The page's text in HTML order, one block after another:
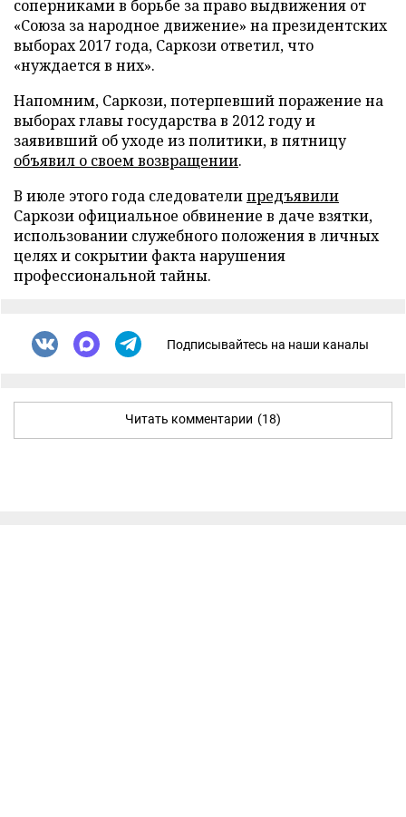
соперниками в борьбе за право выдвижения от
«Союза за народное движение» на президентских
выборах 2017 года, Саркози ответил, что
«нуждается в них».
Напомним, Саркози, потерпевший поражение на
выборах главы государства в 2012 году и
заявивший об уходе из политики, в пятницу
объявил о своем возвращении.
В июле этого года следователипредъявили
Саркози официальное обвинение в даче взятки,
использовании служебного положения в личных
целях и сокрытии факта нарушения
профессиональной тайны.
Подписывайтесь на наши каналы
Читать комментарии (18)